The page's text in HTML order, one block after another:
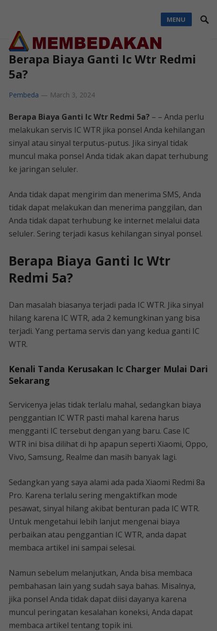
MENU
Berapa Biaya Ganti Ic Wtr Redmi
5a?
Pembeda — March 3, 2024
Berapa Biaya Ganti Ic Wtr Redmi 5a?– – Anda perlu
melakukan servis IC WTR jika ponsel Anda kehilangan
sinyal atau sinyal terputus-putus. Jika sinyal tidak
muncul maka ponsel Anda tidak akan dapat terhubung
ke jaringan seluler.
Anda tidak dapat mengirim dan menerima SMS, Anda
tidak dapat melakukan dan menerima panggilan, dan
Anda tidak dapat terhubung ke internet melalui data
seluler. Sering terjadi kasus kehilangan sinyal ponsel.
Berapa Biaya Ganti Ic Wtr
Redmi 5a?
Dan masalah biasanya terjadi pada IC WTR. Jika sinyal
hilang karena IC WTR, ada 2 kemungkinan yang bisa
terjadi. Yang pertama servis dan yang kedua ganti IC
WTR.
Kenali Tanda Kerusakan Ic Charger Mulai Dari
Sekarang
Servicenya jelas tidak terlalu mahal, sedangkan biaya
penggantian IC WTR pasti mahal karena harus
mengganti IC tersebut dengan yang baru. Case IC
WTR ini bisa dilihat di hp apapun seperti Xiaomi, Oppo,
Vivo, Samsung, Realme dan masih banyak lagi.
Sedangkan yang saya alami ada pada Xiaomi Redmi 8a
Pro. Karena terlalu sering mengaktifkan mode
pesawat, sinyal hilang akibat benturan pada IC WTR.
Untuk mengetahui lebih lanjut mengenai biaya
perbaikan atau penggantian IC WTR, anda dapat
membaca artikel ini sampai selesai.
Namun sebelum melanjutkan, Anda bisa membaca
pembahasan lain yang sudah saya bahas. Misalnya,
jika ponsel Anda tidak dapat diisi dayanya karena
muncul peringatan kesalahan koneksi, Anda dapat
membaca artikel tentang topik ini.